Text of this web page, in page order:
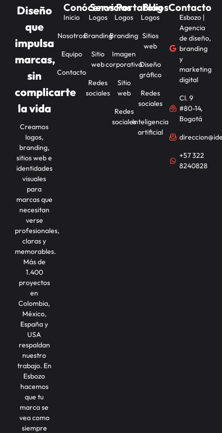
Diseño
que
impulsa
marcas,
sin
complicarte
la vida
Creamos
logos,
branding,
sitios web e
identidades
visuales
para
marcas que
necesitan
verse
profesionales,
claras y
memorables.
Más de
1.400
proyectos
en
Colombia,
México,
España y
USA
respaldan
nuestro
trabajo. En
Esbozo
hacemos
que tu
marca se
vea como
siempre
Conócenos
Inicio
Nosotros
Equipo
Contacto
Servicios
Logos
Branding
Sitio
web
Redes
sociales
Portafolios
Logos
Branding
Imagen
corporativa
Sitio
web
Redes
sociales
Blog
Logos
Sitios
web
Diseño
gráfico
Redes
sociales
Inteligencia
artificial
Contacto
Esbozo |
Agencia
de diseño,
branding
y
marketing
digital
Cl. 9
#80-14,
Bogotá
+57 322
8240828